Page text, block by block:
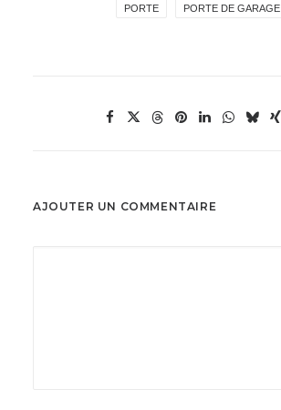
PORTE PORTE DE GARAGE
AJOUTER UN COMMENTAIRE